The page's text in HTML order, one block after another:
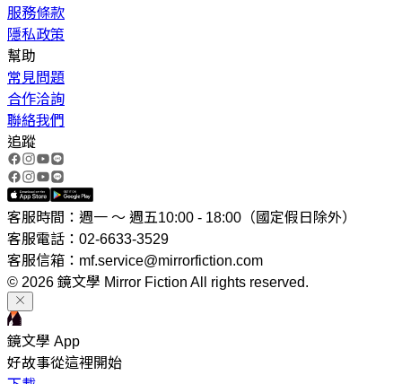
服務條款
隱私政策
幫助
常見問題
合作洽詢
聯絡我們
追蹤
客服時間：週一 ～ 週五10:00 - 18:00（國定假日除外）
客服電話：02-6633-3529
客服信箱：mf.service@mirrorfiction.com
© 2026 鏡文學 Mirror Fiction All rights reserved.
鏡文學 App
好故事從這裡開始